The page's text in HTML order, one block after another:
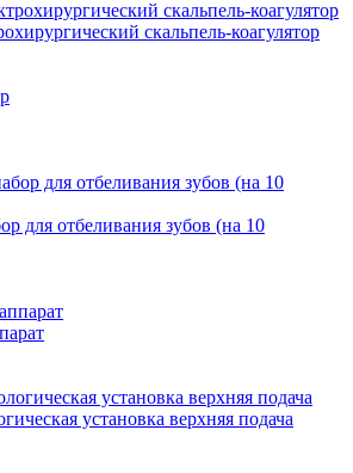
скальпель-коагулятор
для отбеливания зубов (на 10
установка верхняя подача